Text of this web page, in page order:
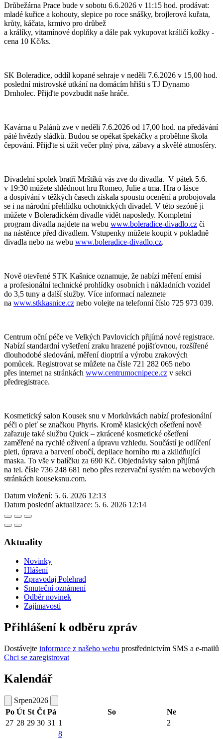
Drůbežárna Prace bude v sobotu 6.6.2026 v 11:15 hod. prodávat:
mladé kuřice a kohouty, slepice po roce snášky, brojlerová kuřata,
krůty, káčata, krmivo pro drůbež
a králíky, vitamínové doplňky a dále pak vykupovat králičí kožky -
cena 10 Kč/ks.
SK Boleradice, oddíl kopané sehraje v neděli 7.6.2026 v 15,00 hod.
poslední mistrovské utkání na domácím hřišti s TJ Dynamo
Drnholec. Přijďte povzbudit naše hráče.
Kavárna u Palánů zve v neděli 7.6.2026 od 17,00 hod. na předávání
páté hvězdy sládků. Budou se opékat špekáčky a proběhne škola
čepování. Přijďte si užít večer plný piva, zábavy a skvělé atmosféry.
Divadelní spolek bratří Mrštíků vás zve do divadla. V pátek 5.6.
v 19:30 můžete shlédnout hru Romeo, Julie a tma. Hra o lásce
a dospívání v těžkých časech získala spoustu ocenění a probojovala
se i na národní přehlídku ochotnických divadel. V této sezóně ji
můžete v Boleradickém divadle vidět naposledy. Kompletní
program divadla najdete na webu www.boleradice-divadlo.cz či
na nástěnce před divadlem. Vstupenky můžete koupit v pokladně
divadla nebo na webu www.boleradice-divadlo.cz.
Nově otevřené STK Kašnice oznamuje, že nabízí měření emisí
a profesionální technické prohlídky osobních i nákladních vozidel
do 3,5 tuny a další služby. Více informací naleznete
na www.stkkasnice.cz nebo volejte na telefonní číslo 725 973 039.
Centrum oční péče ve Velkých Pavlovicích přijímá nové registrace.
Nabízí standardní vyšetření zraku hrazené pojišťovnou, rozšířené
dlouhodobé sledování, měření dioptrií a výrobu zrakových
pomůcek. Registrovat se můžete na čísle 721 282 065 nebo
přes internet na stránkách www.centrumocnipece.cz v sekci
předregistrace.
Kosmetický salon Kousek snu v Morkůvkách nabízí profesionální
péči o pleť se značkou Phyris. Kromě klasických ošetření nově
zařazuje také službu Quick – zkrácené kosmetické ošetření
zaměřené na rychlé oživení a úpravu vzhledu. Součástí je odlíčení
pleti, úprava a barvení obočí, depilace horního rtu a zklidňující
maska. To vše v balíčku za 690 Kč. Objednávky salon přijímá
na tel. čísle 736 248 681 nebo přes rezervační systém na webových
stránkách kouseksnu.com.
Datum vložení: 5. 6. 2026 12:13
Datum poslední aktualizace: 5. 6. 2026 12:14
Aktuality
Novinky
Hlášení
Zpravodaj Polehrad
Smuteční oznámení
Odběr novinek
Zajímavosti
Přihlášení k odběru zpráv
Dostávejte informace z našeho webu prostřednictvím SMS a e-mailů
Chci se zaregistrovat
Kalendář
Srpen2026
Po Út St Čt Pá So
Ne
27 28 29 30 31 1
2
8